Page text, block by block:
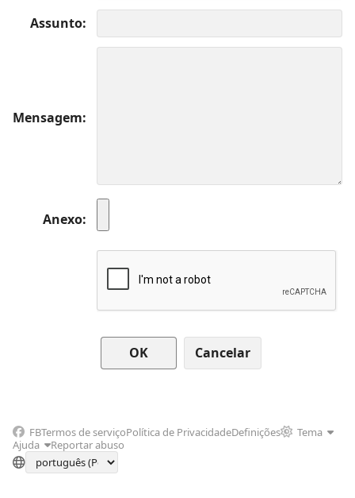
Assunto
Mensagem
Anexo
Cancelar
FBTermos de serviçoPolítica de PrivacidadeDefinições
Tema
Ajuda
Reportar abuso